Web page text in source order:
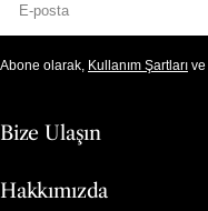
Bize Ulaşın
Hakkımızda
posta
Abone olarak, Kullanım Şartları ve